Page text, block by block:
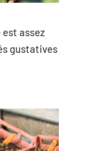
assez
gustatives